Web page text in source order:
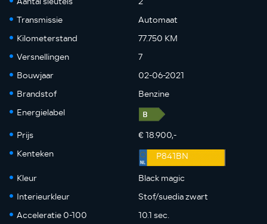
Transmissie
Automaat
Kilometerstand
77.750 KM
Versnellingen
7
Bouwjaar
02-06-2021
Brandstof
Benzine
Energielabel
Prijs
€ 18.900,-
Kenteken
P841BN
Kleur
Black magic
Interieurkleur
Stof/suedia zwart
Acceleratie 0-100
10.1 sec.